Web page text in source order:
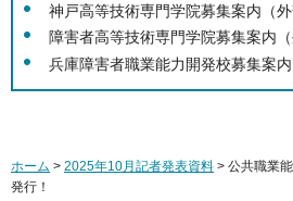
神戸高等技術専門学院募集案内（外
障害者高等技術専門学院募集案内
兵庫障害者職業能力開発校募集案
ホーム > 2025年10月記者発表資料 > 公共職業
発行！